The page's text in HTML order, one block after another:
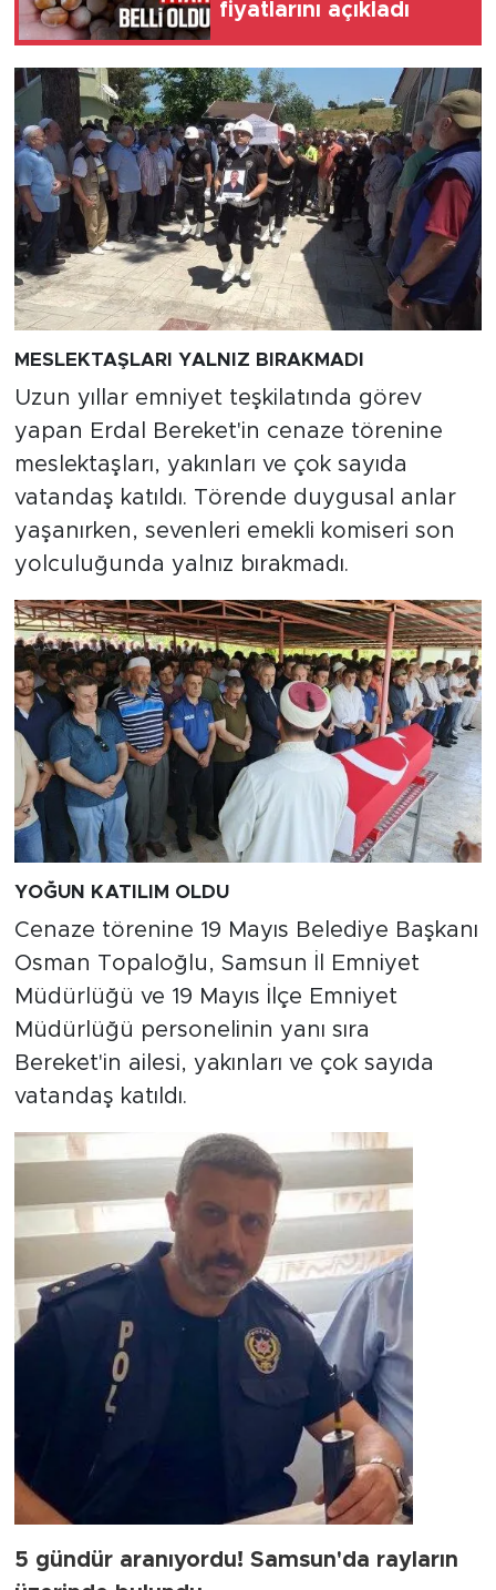
fiyatlarını açıkladı
MESLEKTAŞLARI YALNIZ BIRAKMADI
Uzun yıllar emniyet teşkilatında görev
yapan Erdal Bereket'in cenaze törenine
meslektaşları, yakınları ve çok sayıda
vatandaş katıldı. Törende duygusal anlar
yaşanırken, sevenleri emekli komiseri son
yolculuğunda yalnız bırakmadı.
YOĞUN KATILIM OLDU
Cenaze törenine 19 Mayıs Belediye Başkanı
Osman Topaloğlu, Samsun İl Emniyet
Müdürlüğü ve 19 Mayıs İlçe Emniyet
Müdürlüğü personelinin yanı sıra
Bereket'in ailesi, yakınları ve çok sayıda
vatandaş katıldı.
5 gündür aranıyordu! Samsun'da rayların